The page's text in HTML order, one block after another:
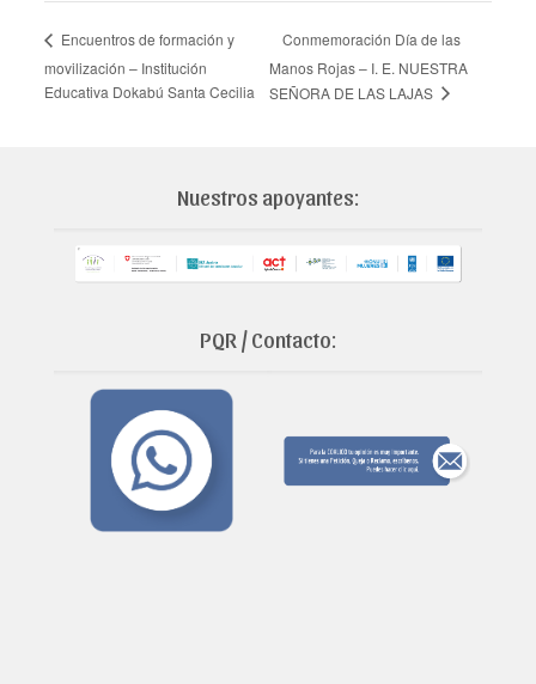
Encuentros de formación y
movilización – Institución
Educativa Dokabú Santa Cecilia
Conmemoración Día de las
Manos Rojas – I. E. NUESTRA
SEÑORA DE LAS LAJAS
Nuestros apoyantes:
PQR / Contacto: